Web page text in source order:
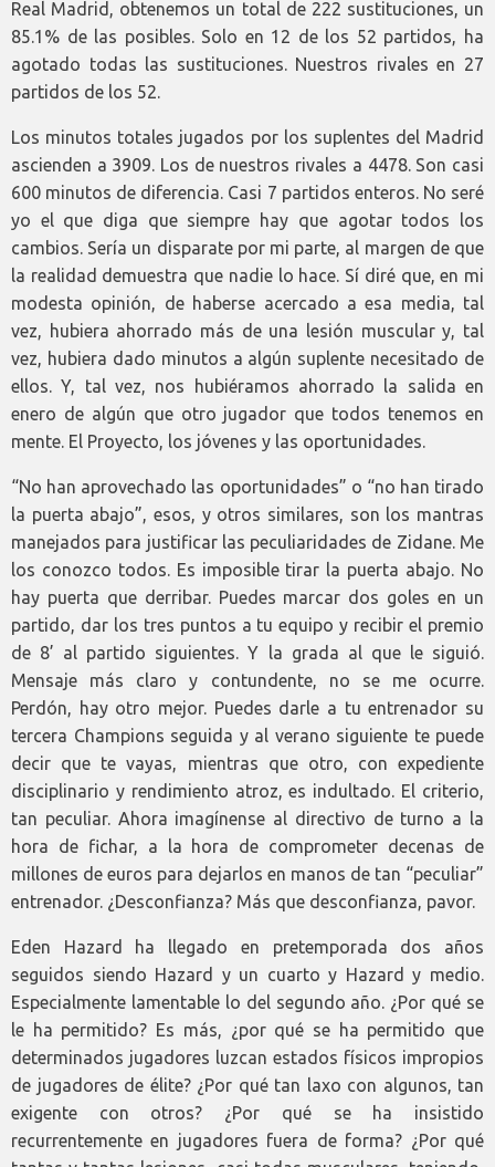
Real Madrid, obtenemos un total de 222 sustituciones, un
85.1% de las posibles. Solo en 12 de los 52 partidos, ha
agotado todas las sustituciones. Nuestros rivales en 27
partidos de los 52.
Los minutos totales jugados por los suplentes del Madrid
ascienden a 3909. Los de nuestros rivales a 4478. Son casi
600 minutos de diferencia. Casi 7 partidos enteros. No seré
yo el que diga que siempre hay que agotar todos los
cambios. Sería un disparate por mi parte, al margen de que
la realidad demuestra que nadie lo hace. Sí diré que, en mi
modesta opinión, de haberse acercado a esa media, tal
vez, hubiera ahorrado más de una lesión muscular y, tal
vez, hubiera dado minutos a algún suplente necesitado de
ellos. Y, tal vez, nos hubiéramos ahorrado la salida en
enero de algún que otro jugador que todos tenemos en
mente. El Proyecto, los jóvenes y las oportunidades.
“No han aprovechado las oportunidades” o “no han tirado
la puerta abajo”, esos, y otros similares, son los mantras
manejados para justificar las peculiaridades de Zidane. Me
los conozco todos. Es imposible tirar la puerta abajo. No
hay puerta que derribar. Puedes marcar dos goles en un
partido, dar los tres puntos a tu equipo y recibir el premio
de 8’ al partido siguientes. Y la grada al que le siguió.
Mensaje más claro y contundente, no se me ocurre.
Perdón, hay otro mejor. Puedes darle a tu entrenador su
tercera Champions seguida y al verano siguiente te puede
decir que te vayas, mientras que otro, con expediente
disciplinario y rendimiento atroz, es indultado. El criterio,
tan peculiar. Ahora imagínense al directivo de turno a la
hora de fichar, a la hora de comprometer decenas de
millones de euros para dejarlos en manos de tan “peculiar”
entrenador. ¿Desconfianza? Más que desconfianza, pavor.
Eden Hazard ha llegado en pretemporada dos años
seguidos siendo Hazard y un cuarto y Hazard y medio.
Especialmente lamentable lo del segundo año. ¿Por qué se
le ha permitido? Es más, ¿por qué se ha permitido que
determinados jugadores luzcan estados físicos impropios
de jugadores de élite? ¿Por qué tan laxo con algunos, tan
exigente con otros? ¿Por qué se ha insistido
recurrentemente en jugadores fuera de forma? ¿Por qué